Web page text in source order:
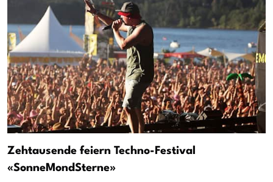
Zehtausende feiern Techno-Festival
«SonneMondSterne»